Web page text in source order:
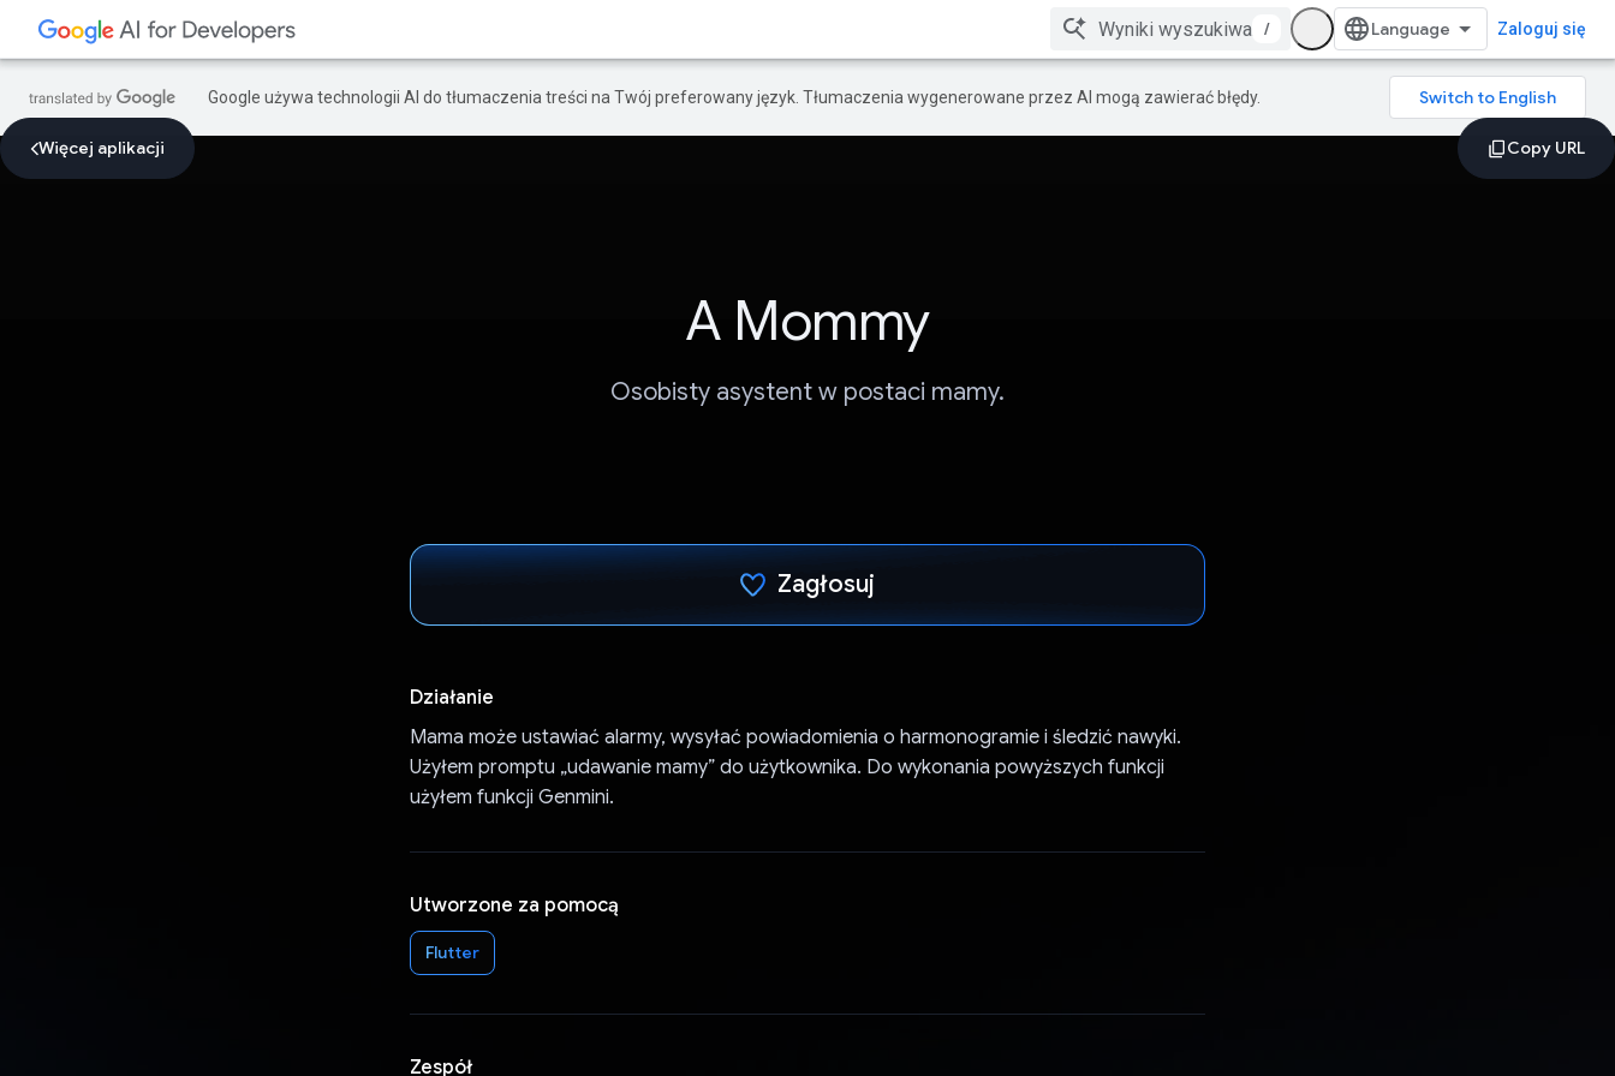
/ Zaloguj się
Google używa technologii AI do tłumaczenia treści na Twój preferowany język. Tłumaczenia wygenerowane przez AI mogą zawierać błędy.
Więcej aplikacji
A Mommy
Osobisty asystent w postaci mamy.
Zagłosuj
Działanie
Mama może ustawiać alarmy, wysyłać powiadomienia o harmonogramie i śledzić nawyki.
Użyłem promptu „udawanie mamy” do użytkownika. Do wykonania powyższych funkcji
użyłem funkcji Genmini.
Utworzone za pomocą
Flutter
Zespół